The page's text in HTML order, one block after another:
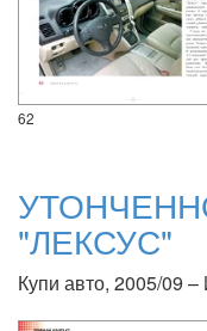
62
"ЛЕКСУС"
Купи авто, 2005/09